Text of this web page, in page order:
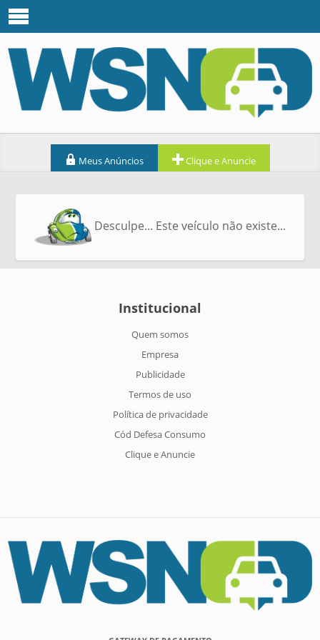
Meus Anúncios Clique e Anuncie
Desculpe... Este veículo não existe...
Institucional
Quem somos
Empresa
Publicidade
Termos de uso
Política de privacidade
Cód Defesa Consumo
Clique e Anuncie